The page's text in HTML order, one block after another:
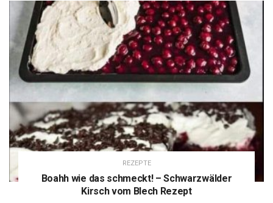
REZEPTE
Boahh wie das schmeckt! – Schwarzwälder
Kirsch vom Blech Rezept